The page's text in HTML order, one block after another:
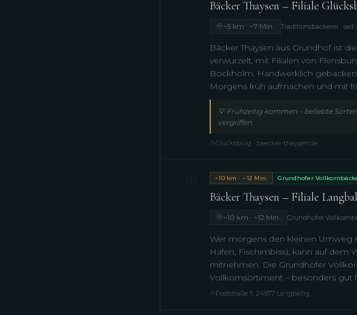
Bäcker Thaysen – Filiale
~5 km · ~7 Min. Traditionsbäckerei · seit
Bäcker Thaysen aus Grundhof ist
verwurzelt, mit Filialen von
Bockholm. Handwerklich
Morgens früh aufmachen und mit
💡Frühzeitig kommen – beliebte
vergriffen.
Glücksburg · baecker-thaysen.de
~10 km · ~12 Min. Grundhofer
Bäcker Thaysen – Filiale
~10 km · ~12 Min. Grundhofer
Wer morgens den kleinen Umweg
Hafen, Fischimbiss), kann auf dem
mitnehmen. Die Grundhofer
Vollkornsortiment – besonders gut
Poststraße 5, 24977 Langballig